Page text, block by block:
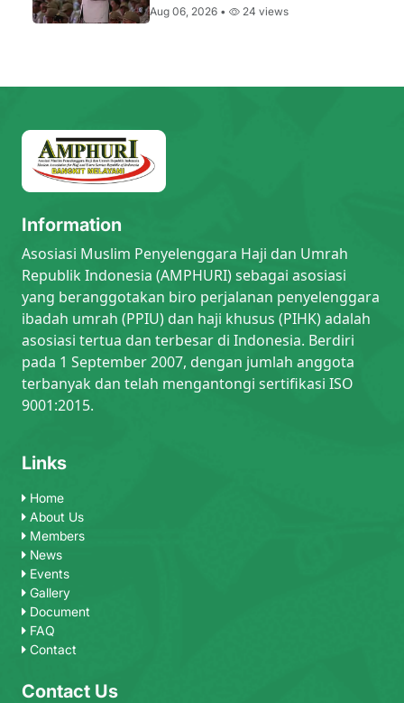
Aug 06, 2026 • 24 views
Information
Asosiasi Muslim Penyelenggara Haji dan Umrah
Republik Indonesia (AMPHURI) sebagai asosiasi
yang beranggotakan biro perjalanan penyelenggara
ibadah umrah (PPIU) dan haji khusus (PIHK) adalah
asosiasi tertua dan terbesar di Indonesia. Berdiri
pada 1 September 2007, dengan jumlah anggota
terbanyak dan telah mengantongi sertifikasi ISO
9001:2015.
Links
Home
About Us
Members
News
Events
Gallery
Document
FAQ
Contact
Contact Us